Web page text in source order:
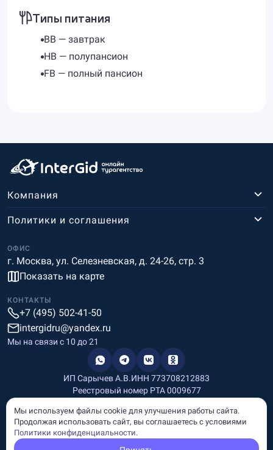
Типы питания
BB — завтрак
HB — полупансион
FB — полный пансион
Компания
ОФИС
г. Москва, ул. Селезневская, д. 24-26, стр. 3
Показать на карте
Политики и соглашения
КОНТАКТЫ
+7 (495) 502-41-50
intergidru@yandex.ru
Мы на связи c 10 до 21
ИП Сарычев А.В.ИНН 773708212883
Реестровый номер РТА 0009677
Информация, размещённая на сайте, носит информационный
характер и не является рекламой и публичной офертой.
Мы используем файлы cookie для улучшения работы сайта.
Продолжая использовать сайт, вы соглашаетесь с условиями
Политики конфиденциальности.